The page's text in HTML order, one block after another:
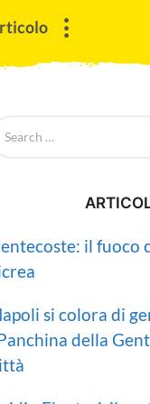
il fuoco
si colora di
della